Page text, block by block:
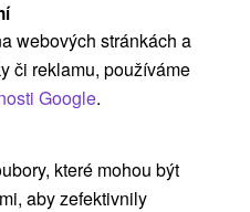
a mestečká(3)
(1)
(4) Divadlá(3)
(2)
webových stránkách a
či reklamu, používáme
Google.
které mohou být
aby zefektivnily